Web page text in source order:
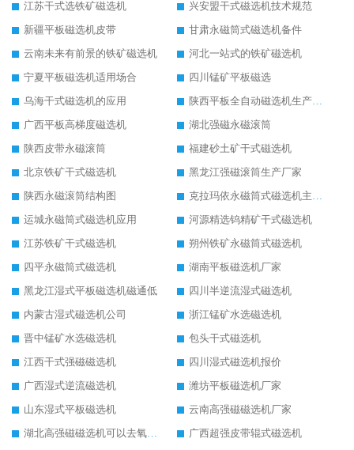
江苏干式选铁矿磁选机
兴安盟干式磁选机技术规范
新疆平板磁选机皮带
甘肃永磁筒式磁选机备件
云南未来有前景的铁矿磁选机
河北一站式的铁矿磁选机
宁夏平板磁选机适用场合
四川锰矿平板磁选
乌海干式磁选机的应用
陕西平板全自动磁选机生产厂家
广西平板高梯度磁选机
湖北强磁永磁滚筒
陕西皮带永磁滚筒
福建砂土矿干式磁选机
北京铁矿干式磁选机
黑龙江强磁滚筒生产厂家
陕西永磁滚筒结构图
克拉玛依永磁筒式磁选机主要技术参数
运城永磁筒式磁选机应用
河源精选钨精矿干式磁选机
江苏铁矿干式磁选机
朔州铁矿永磁筒式磁选机
四平永磁筒式磁选机
湖南平板磁选机厂家
黑龙江湿式平板磁选机磁通低
四川半逆流湿式磁选机
内蒙古湿式磁选机公司
浙江锰矿水选磁选机
晋中锰矿水选磁选机
包头干式磁选机
江西干式强磁磁选机
四川湿式磁选机报价
广西湿式逆流磁选机
潍坊平板磁选机厂家
山东湿式平板磁选机
云南高强磁磁选机厂家
湖北高强磁磁选机可以去氧化铝
广西超强皮带辊式磁选机